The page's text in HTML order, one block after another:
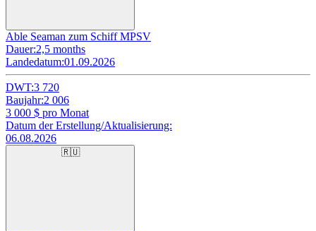
Able Seaman zum Schiff MPSV
Dauer:2,5 months
Landedatum:01.09.2026
DWT:3 720
Baujahr:2 006
3 000 $ pro Monat
Datum der Erstellung/Aktualisierung:
06.08.2026
🇷🇺